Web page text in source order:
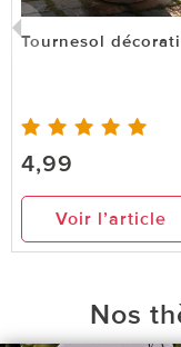
Tournesol
4,99
Voir l’article
Nos